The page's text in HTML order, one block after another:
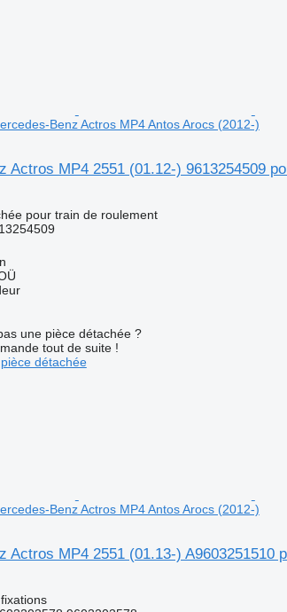
Benz Actros MP4 Antos Arocs (2012-)
Actros MP4 2551 (01.12-) 9613254509
pour train de roulement
une pièce détachée ?
tout de suite !
détachée
Benz Actros MP4 Antos Arocs (2012-)
Actros MP4 2551 (01.13-)